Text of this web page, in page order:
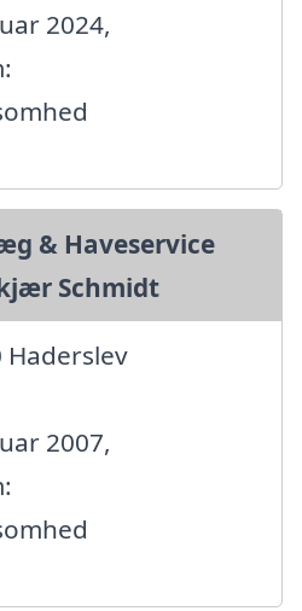
2024,
& Haveservice
Schmidt
2007,